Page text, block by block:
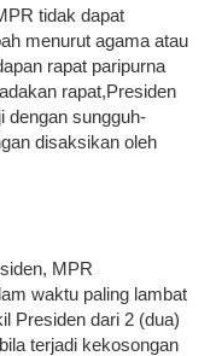
tidak dapat
menurut agama atau
rapat paripurna
rapat,Presiden
dengan sungguh-
disaksikan oleh
MPR
waktu paling lambat
Presiden dari 2 (dua)
terjadi kekosongan